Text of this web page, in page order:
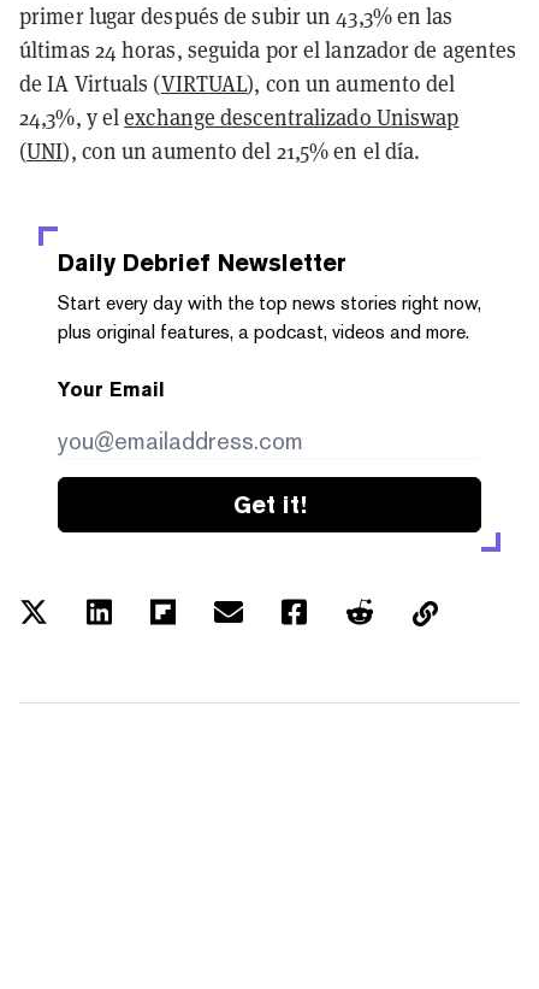
primer lugar después de subir un 43,3% en las
últimas 24 horas, seguida por el lanzador de agentes
de IA Virtuals (VIRTUAL), con un aumento del
24,3%, y elexchange descentralizado Uniswap
(UNI), con un aumento del 21,5% en el día.
Daily Debrief Newsletter
Start every day with the top news stories right now,
plus original features, a podcast, videos and more.
Your Email
Get it!